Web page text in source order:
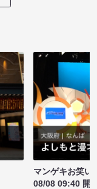
マンゲキお笑い
08/08 09:40 開